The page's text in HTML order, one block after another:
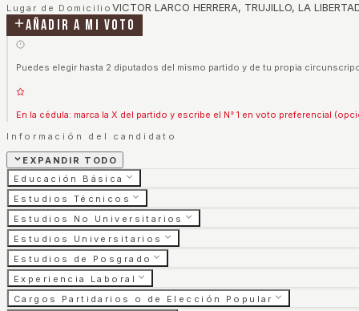
Lugar de Domicilio VICTOR LARCO HERRERA, TRUJILLO, LA
Añadir a mi voto
Puedes elegir hasta 2 diputados del mismo partido y de tu propia
En la cédula: marca la X del partido y escribe el N° 1 en voto preferencial
Información del candidato
EXPANDIR TODO
Educación Básica
Estudios Técnicos
Estudios No Universitarios
Estudios Universitarios
Estudios de Posgrado
Experiencia Laboral
Cargos Partidarios o de Elección Popular